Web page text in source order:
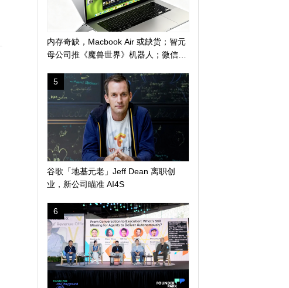
内存奇缺，Macbook Air 或缺货；智元
母公司推《魔兽世界》机器人；微信地
5
谷歌「地基元老」Jeff Dean 离职创
业，新公司瞄准 AI4S
6